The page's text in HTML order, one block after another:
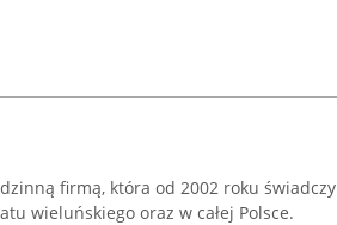
firmą, która od 2002 roku świadczy
wieluńskiego oraz w całej Polsce.